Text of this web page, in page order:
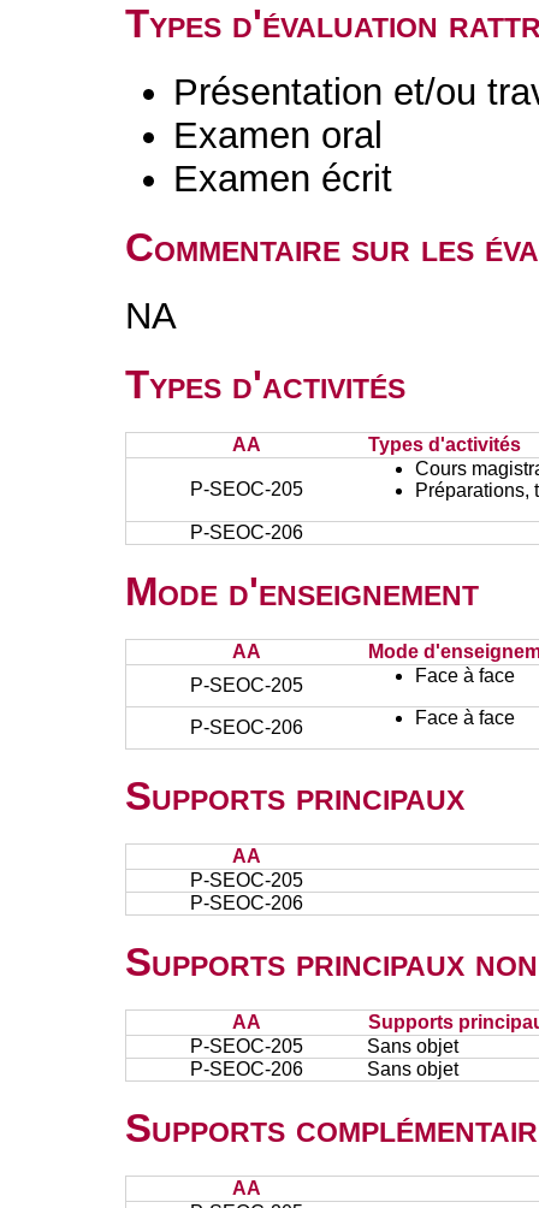
Types d'évaluation
Présentation et/ou
Examen oral
Examen écrit
Commentaire sur les
NA
Types d'activités
AA Types d'activités
P-SEOC-205
Cours
Préparations,
P-SEOC-206
Mode d'enseignement
AA
Mode
P-SEOC-205
Face à face
P-SEOC-206 Face à face
Supports principaux
AA
P-SEOC-205
P-SEOC-206
Supports principaux
AA
Supports
P-SEOC-205
Sans objet
P-SEOC-206
Sans objet
Supports
AA